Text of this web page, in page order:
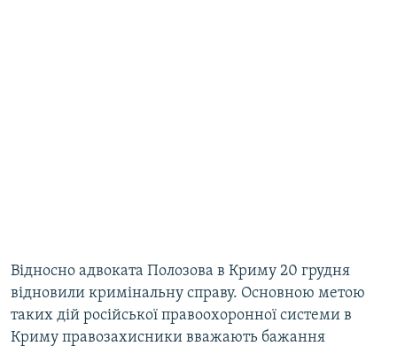
Відносно адвоката Полозова в Криму 20 грудня
відновили кримінальну справу. Основною метою
таких дій російської правоохоронної системи в
Криму правозахисники вважають бажання